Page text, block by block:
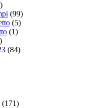
(99)
(5)
(1)
(84)
(171)